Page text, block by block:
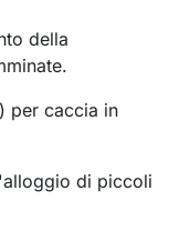
della
per caccia in
di piccoli